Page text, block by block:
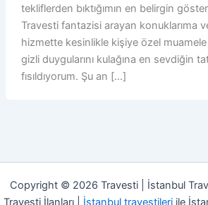
tekliflerden bıktığımın en belirgin
Travesti fantazisi arayan konuklarıma
hizmette kesinlikle kişiye özel muamele
gizli duygularını kulağına en sevdiğin
fısıldıyorum. Şu an […]
Copyright © 2026 Travesti | İstanbul
Travesti İlanları | İstanbul travestileriile